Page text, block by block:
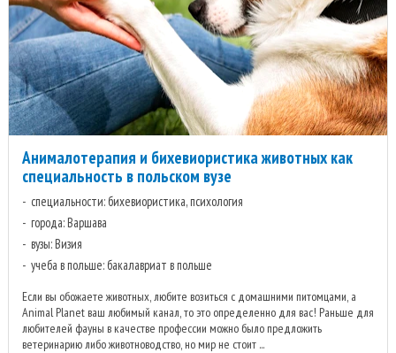
Анималотерапия и бихевиористика животных как
специальность в польском вузе
специальности: бихевиористика, психология
города: Варшава
вузы: Визия
учеба в польше: бакалавриат в польше
Если вы обожаете животных, любите возиться с домашними питомцами, а
Animal Planet ваш любимый канал, то это определенно для вас! Раньше для
любителей фауны в качестве профессии можно было предложить
ветеринарию либо животноводство, но мир не стоит ...